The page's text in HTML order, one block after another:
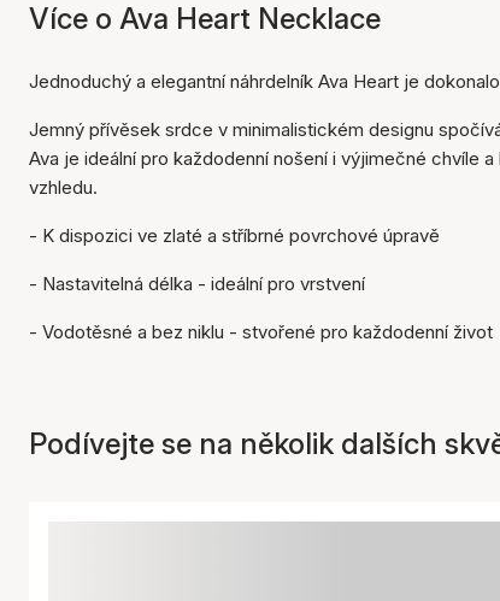
Více o Ava Heart Necklace
Jednoduchý a elegantní náhrdelník Ava Heart je
Jemný přívěsek srdce v minimalistickém designu
Ava je ideální pro každodenní nošení i výjimečné chvíle
vzhledu.
- K dispozici ve zlaté a stříbrné povrchové úpravě
- Nastavitelná délka - ideální pro vrstvení
- Vodotěsné a bez niklu - stvořené pro každodenní život
Podívejte se na několik dalších